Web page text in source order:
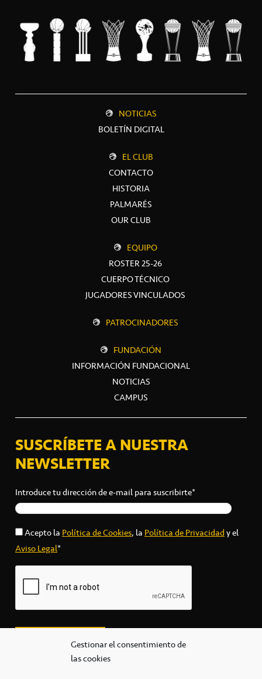
Gestionar el consentimiento de
las cookies
NOTICIAS
BOLETÍN DIGITAL
EL CLUB
CONTACTO
HISTORIA
PALMARÉS
OUR CLUB
EQUIPO
ROSTER 25-26
CUERPO TÉCNICO
JUGADORES VINCULADOS
PATROCINADORES
FUNDACIÓN
INFORMACIÓN FUNDACIONAL
NOTICIAS
CAMPUS
SUSCRÍBETE A NUESTRA
NEWSLETTER
Introduce tu dirección de e-mail para suscribirte*
Acepto laPolítica de Cookies, laPolítica de Privacidady el
Aviso Legal*